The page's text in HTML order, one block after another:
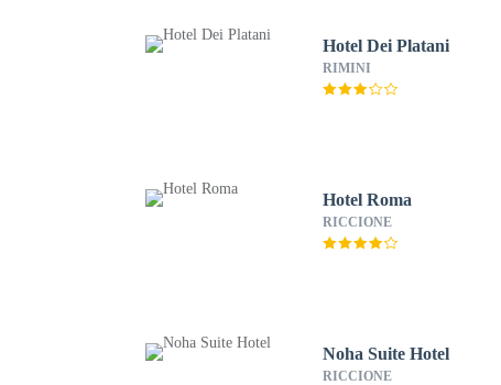
Hotel Dei Platani
RIMINI
Hotel Roma
RICCIONE
Noha Suite Hotel
RICCIONE